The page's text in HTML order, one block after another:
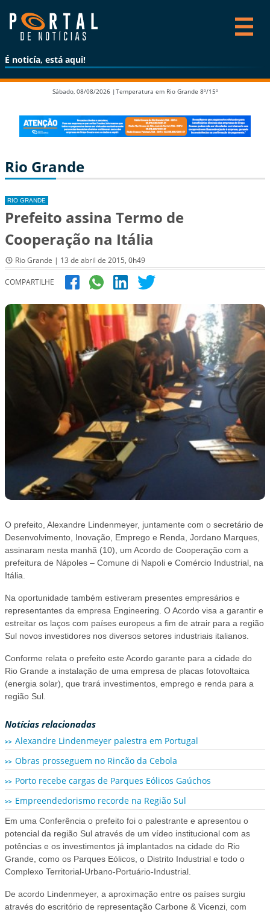
É noticía, está aqui!
Sábado, 08/08/2026 | Temperatura em Rio Grande 8º/15º
Rio Grande
RIO GRANDE
Prefeito assina Termo de
Cooperação na Itália
Rio Grande | 13 de abril de 2015, 0h49
COMPARTILHE
O prefeito, Alexandre Lindenmeyer, juntamente com o secretário de
Desenvolvimento, Inovação, Emprego e Renda, Jordano Marques,
assinaram nesta manhã (10), um Acordo de Cooperação com a
prefeitura de Nápoles – Comune di Napoli e Comércio Industrial, na
Itália.
Na oportunidade também estiveram presentes empresários e
representantes da empresa Engineering. O Acordo visa a garantir e
estreitar os laços com países europeus a fim de atrair para a região
Sul novos investidores nos diversos setores industriais italianos.
Conforme relata o prefeito este Acordo garante para a cidade do
Rio Grande a instalação de uma empresa de placas fotovoltaica
(energia solar), que trará investimentos, emprego e renda para a
região Sul.
Notícias relacionadas
Alexandre Lindenmeyer palestra em Portugal
Obras prosseguem no Rincão da Cebola
Porto recebe cargas de Parques Eólicos Gaúchos
Empreendedorismo recorde na Região Sul
Em uma Conferência o prefeito foi o palestrante e apresentou o
potencial da região Sul através de um vídeo institucional com as
potências e os investimentos já implantados na cidade do Rio
Grande, como os Parques Eólicos, o Distrito Industrial e todo o
Complexo Territorial-Urbano-Portuário-Industrial.
De acordo Lindenmeyer, a aproximação entre os países surgiu
através do escritório de representação Carbone & Vicenzi, com